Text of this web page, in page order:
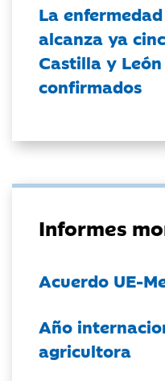
La
alcanza ya
Castilla y
confirmados
Informes
Acuerdo UE-
Año
agricultora